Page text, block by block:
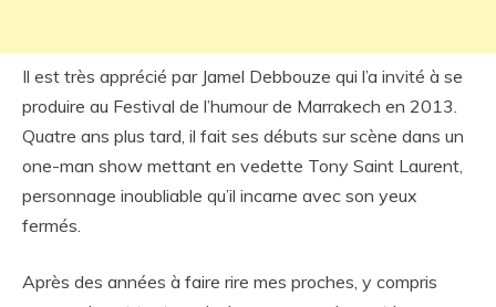
Il est très apprécié par Jamel Debbouze qui l’a invité à se
produire au Festival de l’humour de Marrakech en 2013.
Quatre ans plus tard, il fait ses débuts sur scène dans un
one-man show mettant en vedette Tony Saint Laurent,
personnage inoubliable qu’il incarne avec son yeux
fermés.
Après des années à faire rire mes proches, y compris